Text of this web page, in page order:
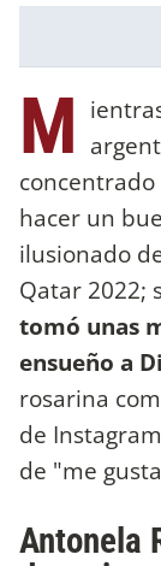
M
hacer un
ilusionado
Qatar 2022;
tomó unas
ensueño a
rosarina
de
de "me
Antonela